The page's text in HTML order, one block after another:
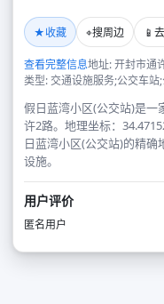
★收藏 ⌖搜周边 📱
查看完整信息地址: 开封市通
类型: 交通设施服务;公交车站
假日蓝湾小区(公交站)是一
许2路。地理坐标：
日蓝湾小区(公交站)的精
设施。
用户评价
匿名用户